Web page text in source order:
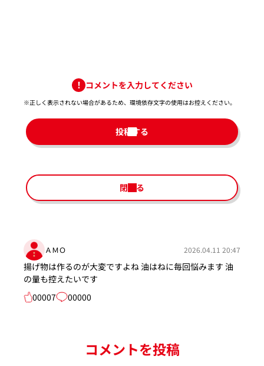
コメントを入力してください
※正しく表示されない場合があるため、環境依存文字の使用はお控えください。​
投稿する
閉じる
ＡＭＯ 2026.04.11 20:47
揚げ物は作るのが大変ですよね 油はねに毎回悩みます 油
の量も控えたいです
00007
00000
コメントを投稿